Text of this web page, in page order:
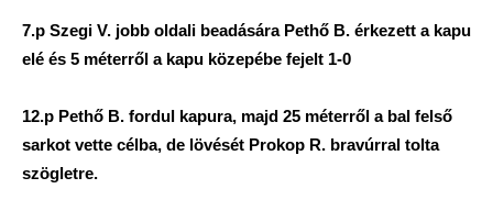
7.p Szegi V. jobb oldali beadására Pethő B. érkezett a kapu
elé és 5 méterről a kapu közepébe fejelt 1-0
12.p Pethő B. fordul kapura, majd 25 méterről a bal felső
sarkot vette célba, de lövését Prokop R. bravúrral tolta
szögletre.